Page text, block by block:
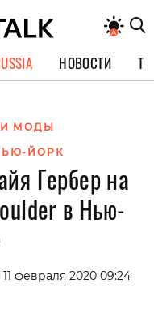
НОВОСТИ
МОДЫ
ЙОРК
Гербер на
в Нью-
11 февраля 2020 09:24